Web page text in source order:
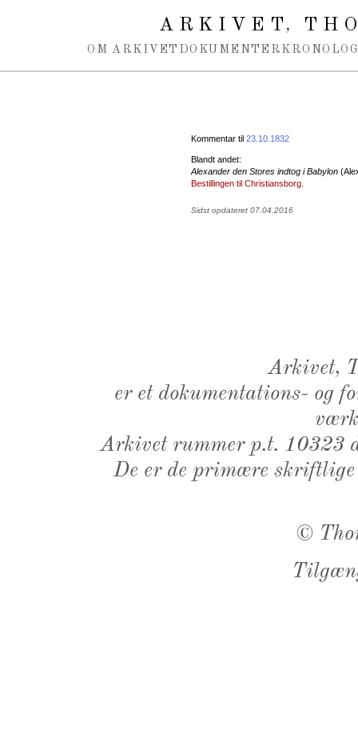
ARKIVET,
OM ARKIVET DOKUMENTER
Kommentar til 23.10.1832
Blandt andet:
Alexander den Stores indtog i Babylon
Bestillingen til Christiansborg
Sidst opdateret 07.04.2016
Arkivet,
er et dokumentations- og
Arkivet rummer p.t. 10323
De er de primære
©